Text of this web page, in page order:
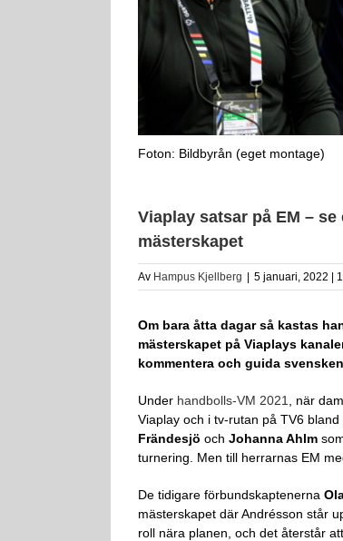
Foton: Bildbyrån (eget montage)
Viaplay satsar på EM –
mästerskapet
Av Hampus Kjellberg | 5 januari, 2022 |
Om bara åtta dagar så kastas
mästerskapet på Viaplays
kommentera och guida
Under handbolls-VM 2021
, när
Viaplay och i tv-rutan på TV6
Frändesjö och Johanna Ahlm
turnering. Men till herrarnas EM
De tidigare förbundskaptenerna
mästerskapet där Andrésson står
roll nära planen, och det återstår